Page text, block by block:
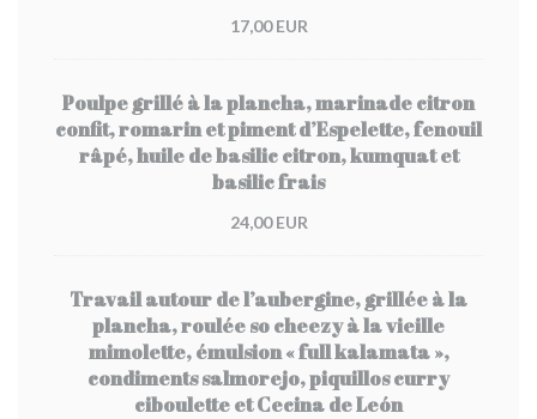
17,00 EUR
Poulpe grillé à la plancha, marinade citron
confit, romarin et piment d’Espelette, fenouil
râpé, huile de basilic citron, kumquat et
basilic frais
24,00 EUR
Travail autour de l’aubergine, grillée à la
plancha, roulée so cheezy à la vieille
mimolette, émulsion « full kalamata »,
condiments salmorejo, piquillos curry
ciboulette et Cecina de León